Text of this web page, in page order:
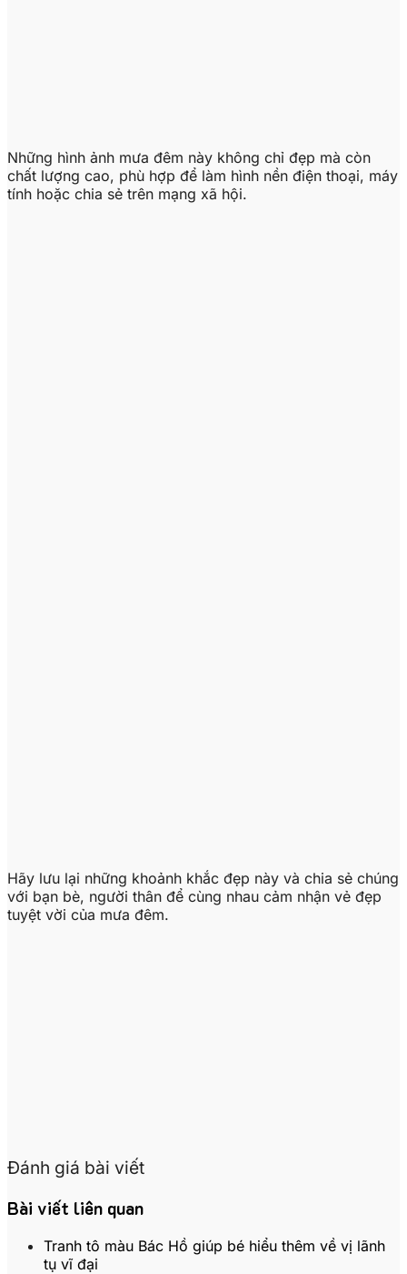
Những hình ảnh mưa đêm này không chỉ đẹp mà còn
chất lượng cao, phù hợp để làm hình nền điện thoại, máy
tính hoặc chia sẻ trên mạng xã hội.
Hãy lưu lại những khoảnh khắc đẹp này và chia sẻ chúng
với bạn bè, người thân để cùng nhau cảm nhận vẻ đẹp
tuyệt vời của mưa đêm.
Đánh giá bài viết
Bài viết liên quan
Tranh tô màu Bác Hồ giúp bé hiểu thêm về vị lãnh
tụ vĩ đại